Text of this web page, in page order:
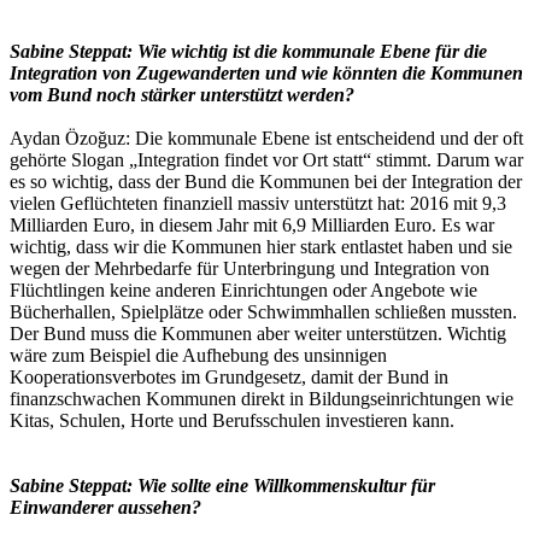
Sabine Steppat: Wie wichtig ist die kommunale Ebene für die
Integration von Zugewanderten und wie könnten die Kommunen
vom Bund noch stärker unterstützt werden?
Aydan Özoğuz: Die kommunale Ebene ist entscheidend und der oft
gehörte Slogan „Integration findet vor Ort statt“ stimmt. Darum war
es so wichtig, dass der Bund die Kommunen bei der Integration der
vielen Geflüchteten finanziell massiv unterstützt hat: 2016 mit 9,3
Milliarden Euro, in diesem Jahr mit 6,9 Milliarden Euro. Es war
wichtig, dass wir die Kommunen hier stark entlastet haben und sie
wegen der Mehrbedarfe für Unterbringung und Integration von
Flüchtlingen keine anderen Einrichtungen oder Angebote wie
Bücherhallen, Spielplätze oder Schwimmhallen schließen mussten.
Der Bund muss die Kommunen aber weiter unterstützen. Wichtig
wäre zum Beispiel die Aufhebung des unsinnigen
Kooperationsverbotes im Grundgesetz, damit der Bund in
finanzschwachen Kommunen direkt in Bildungseinrichtungen wie
Kitas, Schulen, Horte und Berufsschulen investieren kann.
Sabine Steppat: Wie sollte eine Willkommenskultur für
Einwanderer aussehen?